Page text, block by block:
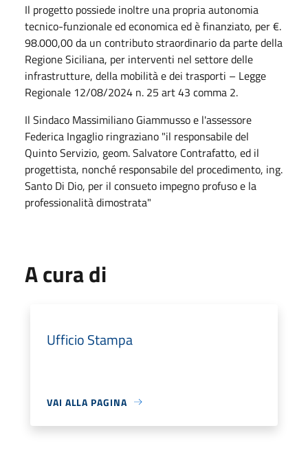
Il progetto possiede inoltre una propria autonomia
tecnico-funzionale ed economica ed è finanziato, per €.
98.000,00 da un contributo straordinario da parte della
Regione Siciliana, per interventi nel settore delle
infrastrutture, della mobilità e dei trasporti – Legge
Regionale 12/08/2024 n. 25 art 43 comma 2.
Il Sindaco Massimiliano Giammusso e l'assessore
Federica Ingaglio ringraziano "il responsabile del
Quinto Servizio, geom. Salvatore Contrafatto, ed il
progettista, nonché responsabile del procedimento, ing.
Santo Di Dio, per il consueto impegno profuso e la
professionalità dimostrata"
A cura di
Ufficio Stampa
VAI ALLA PAGINA